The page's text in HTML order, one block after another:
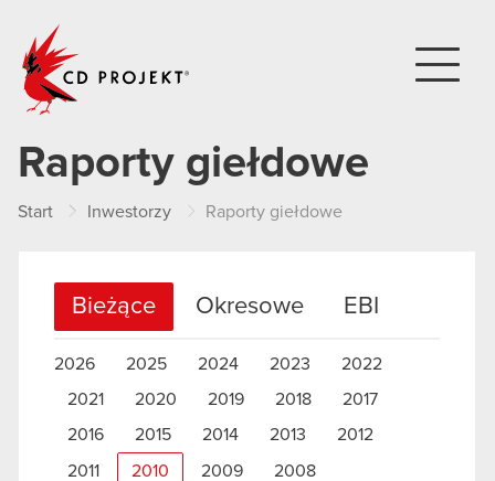
Raporty giełdowe
Start Inwestorzy Raporty giełdowe
Bieżące Okresowe EBI
2026 2025 2024 2023
2022
2021
2020 2019 2018
2017
2016
2015 2014 2013 2012
2011 2010 2009 2008